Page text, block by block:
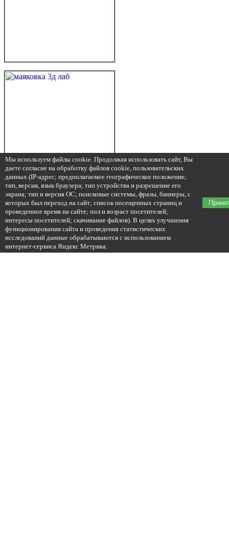
Мы используем файлы cookie. Продолжая использовать сайт, Вы
даете согласие на обработку файлов cookie, пользовательских
данных (IP-адрес; предполагаемое географическое положение;
тип, версия, язык браузера; тип устройства и разрешение его
экрана; тип и версия ОС; поисковые системы, фразы, баннеры, с
которых был переход на сайт; список посещенных страниц и
проведенное время на сайте; пол и возраст посетителей;
интересы посетителей; скачивание файлов). В целях улучшения
функционирования сайта и проведения статистических
исследований данные обрабатываются с использованием
интернет-сервиса Яндекс Метрика.